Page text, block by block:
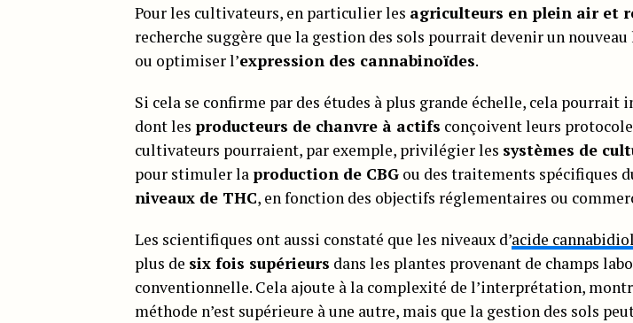
Pour les cultivateurs, en particulier les agriculteurs en plein air et
recherche suggère que la gestion des sols pourrait devenir un
ou optimiser l’expression des cannabinoïdes.
Si cela se confirme par des études à plus grande échelle, cela pourrait
dont les producteurs de chanvre à actifs conçoivent leurs
cultivateurs pourraient, par exemple, privilégier les systèmes de
pour stimuler la production de CBG ou des traitements spécifiques
niveaux de THC, en fonction des objectifs réglementaires ou
Les scientifiques ont aussi constaté que les niveaux d’acide
plus de six fois supérieurs dans les plantes provenant de champs
conventionnelle. Cela ajoute à la complexité de l’interprétation,
méthode n’est supérieure à une autre, mais que la gestion des sols